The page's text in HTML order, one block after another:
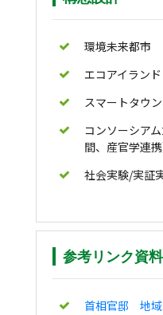
環境未来都市
エコアイランド
スマートタウ
コンソーシア
間、産官学連携
社会実験/実証
参考リンク資料
首相官邸 地域